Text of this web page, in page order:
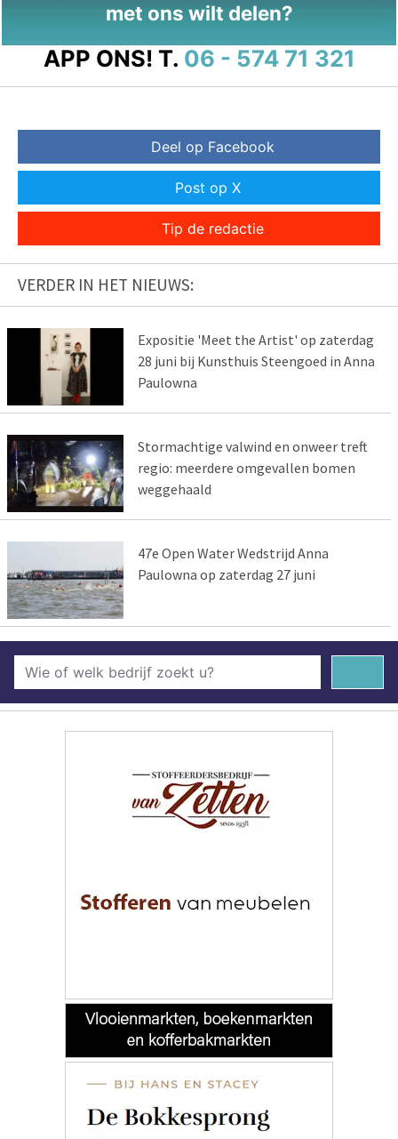
met ons wilt delen?
APP ONS! T. 06 - 574 71 321
Deel op Facebook
Post op X
Tip de redactie
VERDER IN HET NIEUWS:
Expositie 'Meet the Artist' op zaterdag
28 juni bij Kunsthuis Steengoed in Anna
Paulowna
Stormachtige valwind en onweer treft
regio: meerdere omgevallen bomen
weggehaald
47e Open Water Wedstrijd Anna
Paulowna op zaterdag 27 juni